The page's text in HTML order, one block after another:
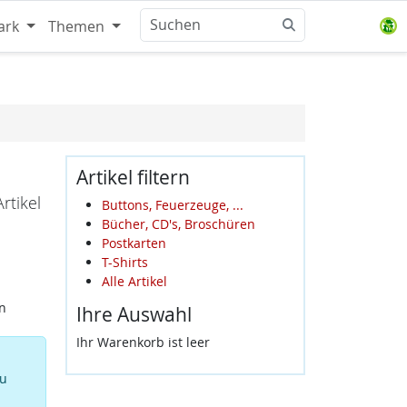
Themen
Artikel filtern
Buttons, Feuerzeuge, ...
Bücher, CD's, Broschüren
Postkarten
T-Shirts
Alle Artikel
Ihre Auswahl
Ihr Warenkorb ist leer